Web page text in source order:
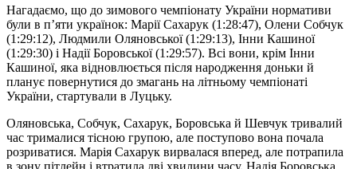
Нагадаємо, що до зимового чемпіонату України нормативи
були в п’яти українок: Марії Сахарук (1:28:47), Олени Собчук
(1:29:12), Людмили Оляновської (1:29:13), Інни Кашиної
(1:29:30) і Надії Боровської (1:29:57). Всі вони, крім Інни
Кашиної, яка відновлюється після народження доньки й
планує повернутися до змагань на літньому чемпіонаті
України, стартували в Луцьку.
Оляновська, Собчук, Сахарук, Боровська й Шевчук тривалий
час трималися тісною групою, але поступово вона почала
розриватися. Марія Сахарук вирвалася вперед, але потрапила
в зону пітлейн і втратила дві хвилини часу. Надія Боровська